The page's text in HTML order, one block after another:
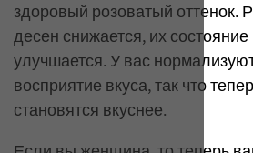
здоровый розоватый оттенок.
десен снижается, их
улучшается. У вас
восприятие вкуса, так что
становятся вкуснее.